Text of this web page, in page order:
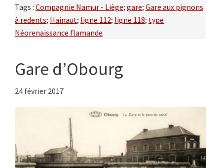
Tags : Compagnie Namur - Liège; gare; Gare aux pignons
à redents; Hainaut; ligne 112; ligne 118; type
Néorenaissance flamande
Gare d’Obourg
24 février 2017